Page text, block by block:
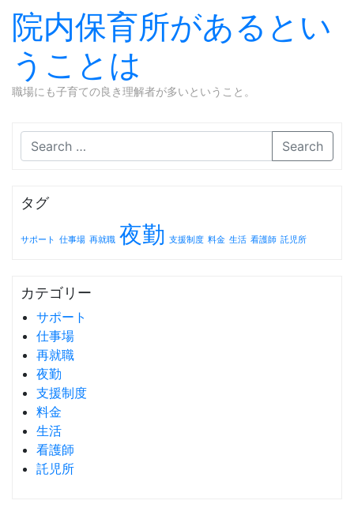
院内保育所があるとい
うことは
職場にも子育ての良き理解者が多いということ。
Search
タグ
サポート 仕事場 再就職 夜勤 支援制度 料金 生活 看護師 託児所
カテゴリー
サポート
仕事場
再就職
夜勤
支援制度
料金
生活
看護師
託児所